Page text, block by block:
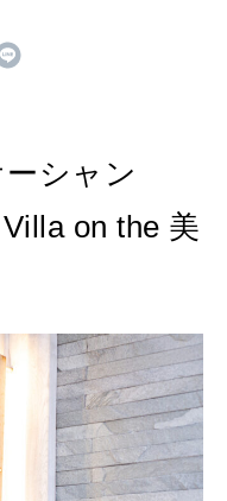
る 新しい一流店へ。」
想図 2026」
新常識。」
シャン
on the 美